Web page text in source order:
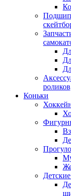
Коньки